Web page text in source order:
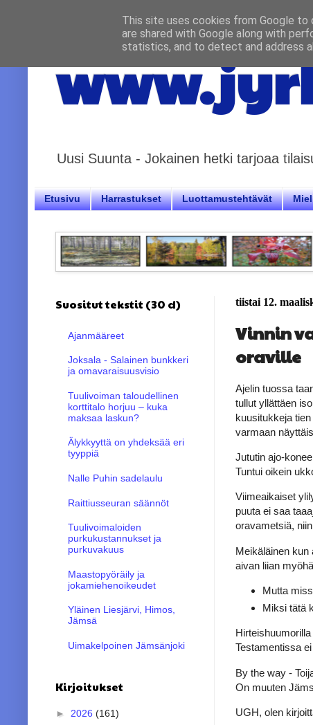
Uusi Suunta - Jokainen hetki tarjoaa
Etusivu Harrastukset Luottamustehtävät
tiistai 12.
Vinnin
oraville
Ajelin tuossa
tullut yllättäen
kuusitukkeja
varmaan
Jututin ajo-
Tuntui oikein
Viimeaikaiset
puuta ei saa
oravametsiä,
Meikäläinen kun
aivan liian
Mutta
Miksi tätä
Testamentissa
By the way -
On muuten
UGH, olen
Suositut tekstit (30 d)
Ajanmääreet
Joksala - Salainen bunkkeri
ja omavaraisuusvisio
Tuulivoiman taloudellinen
korttitalo horjuu – kuka
maksaa laskun?
Älykkyyttä on yhdeksää eri
tyyppiä
Nalle Puhin sadelaulu
Raittiusseuran säännöt
Tuulivoimaloiden
purkukustannukset ja
purkuvakuus
Maastopyöräily ja
jokamiehenoikeudet
Yläinen Liesjärvi, Himos,
Jämsä
Uimakelpoinen Jämsänjoki
Kirjoitukset
► 2026 (161)
This site uses cookies from Google to
are shared with Google along with
statistics, and to detect and address